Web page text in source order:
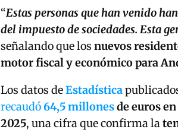
“Estas personas que han venido
del impuesto de sociedades. Esta
señalando que los nuevos
motor fiscal y económico para
Los datos deEstadística
recaudó64,5 millonesde euros
2025, una cifra que confirma la